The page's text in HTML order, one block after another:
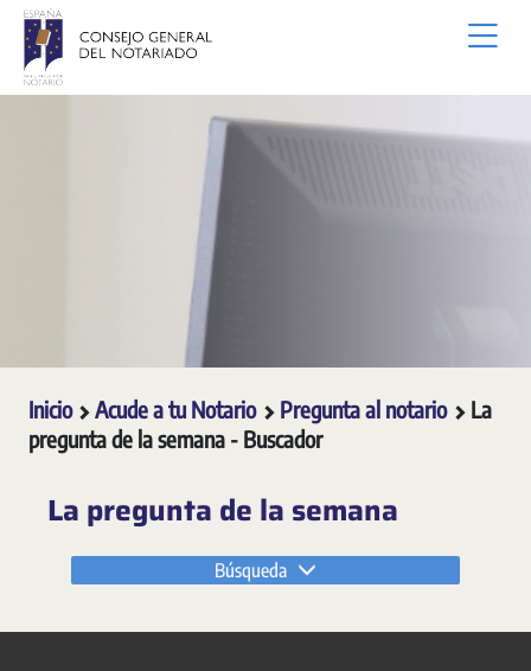
Saltar al contenido principal
Inicio Acude a tu Notario Pregunta al notario
La
pregunta de la semana - Buscador
La pregunta de la semana
Búsqueda